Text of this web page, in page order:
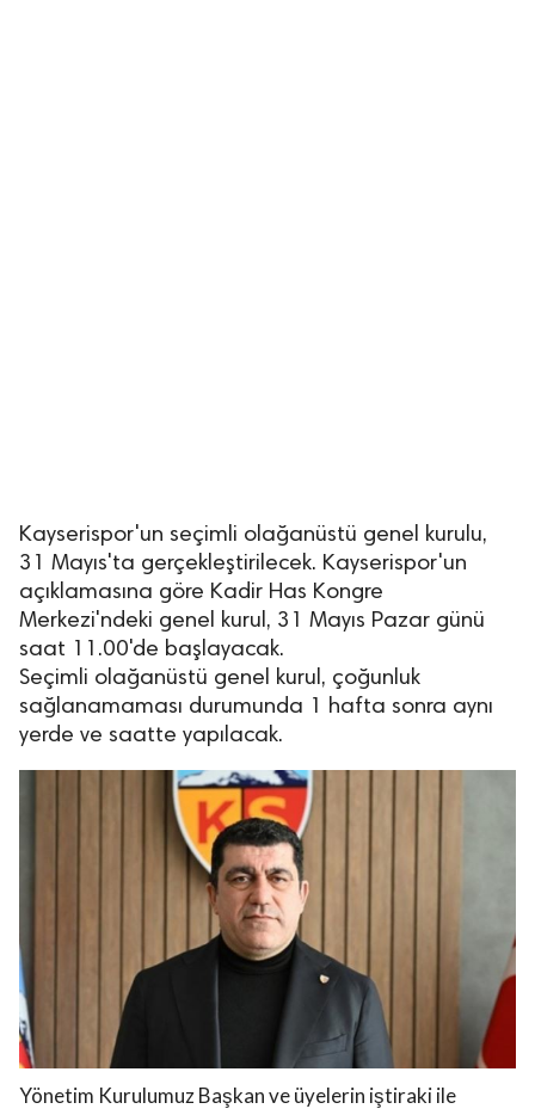
Kayserispor'un seçimli olağanüstü genel kurulu,
31 Mayıs'ta gerçekleştirilecek. Kayserispor'un
açıklamasına göre Kadir Has Kongre
Merkezi'ndeki genel kurul, 31 Mayıs Pazar günü
saat 11.00'de başlayacak.
Seçimli olağanüstü genel kurul, çoğunluk
sağlanamaması durumunda 1 hafta sonra aynı
yerde ve saatte yapılacak.
Yönetim Kurulumuz Başkan ve üyelerin iştiraki ile